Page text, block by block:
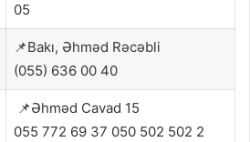
05
📌Bakı, Əhməd Rəcəbli
(055) 636 00 40
📌Əhməd Cavad 15
055 772 69 37 050 502 502 2